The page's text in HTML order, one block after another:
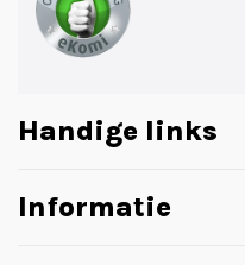
Handige links
Informatie